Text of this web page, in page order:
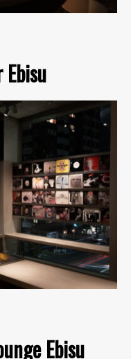
Ebisu